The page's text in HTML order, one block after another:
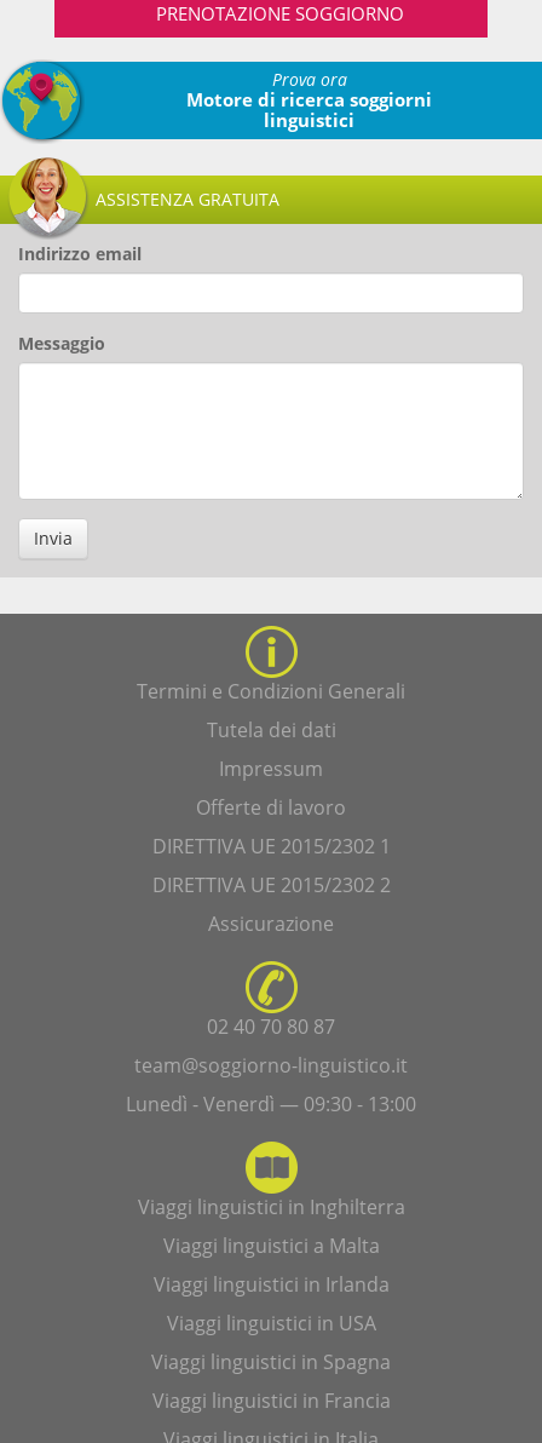
PRENOTAZIONE SOGGIORNO
Prova ora
Motore di ricerca soggiorni
linguistici
ASSISTENZA GRATUITA
Indirizzo email
Messaggio
Invia
Termini e Condizioni Generali
Tutela dei dati
Impressum
Offerte di lavoro
DIRETTIVA UE 2015/2302 1
DIRETTIVA UE 2015/2302 2
Assicurazione
02 40 70 80 87
team@soggiorno-linguistico.it
Lunedì - Venerdì — 09:30 - 13:00
Viaggi linguistici in Inghilterra
Viaggi linguistici a Malta
Viaggi linguistici in Irlanda
Viaggi linguistici in USA
Viaggi linguistici in Spagna
Viaggi linguistici in Francia